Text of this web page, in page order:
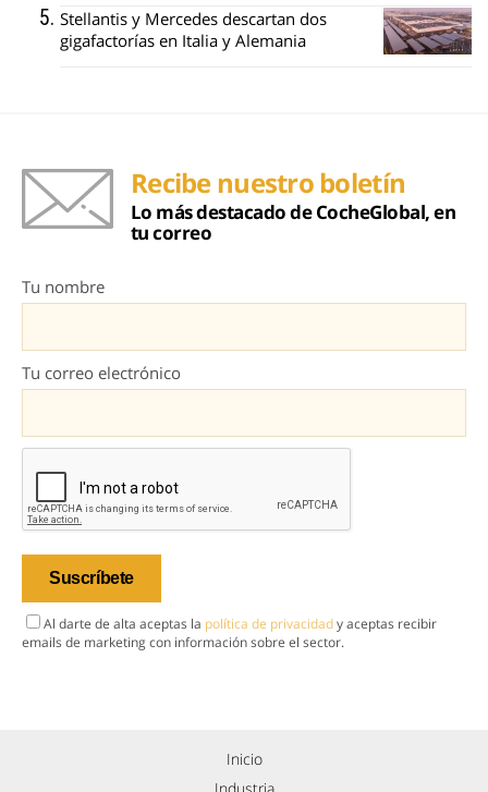
Stellantis y Mercedes descartan dos
gigafactorías en Italia y Alemania
Recibe nuestro boletín
Lo más destacado de CocheGlobal, en
tu correo
Tu nombre
Tu correo electrónico
Al darte de alta aceptas la política de privacidady aceptas recibir
emails de marketing con información sobre el sector.
Inicio